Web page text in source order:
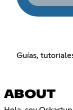
Guías,
ABOUT